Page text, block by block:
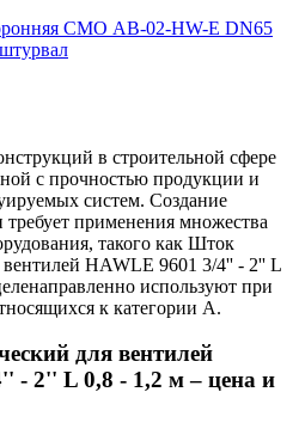
СМО AB-02-HW-E DN65
в строительной сфере
с прочностью продукции и
систем. Создание
требует применения множества
такого как Шток
вентилей HAWLE 9601 3/4'' - 2'' L
используют при
к категории А.
для вентилей
- 2'' L 0,8 - 1,2 м – цена и